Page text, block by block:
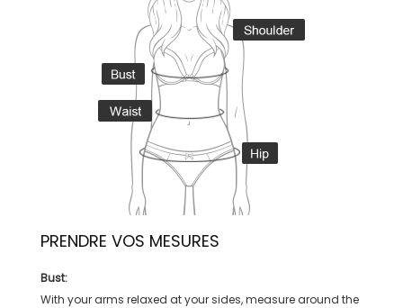
PRENDRE VOS MESURES
Bust:
With your arms relaxed at your sides, measure around the